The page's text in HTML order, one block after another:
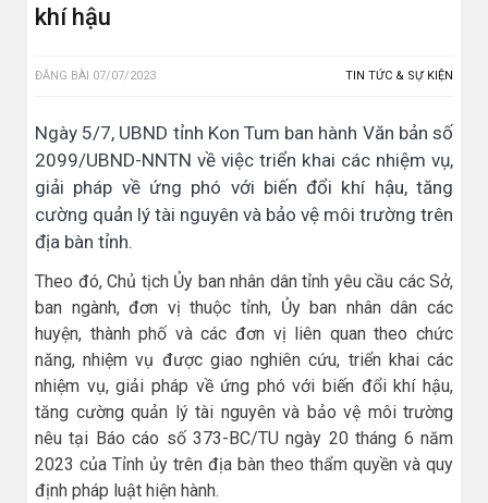
khí hậu
ĐĂNG BÀI 07/07/2023 TIN TỨC & SỰ KIỆN
Ngày 5/7, UBND tỉnh Kon Tum ban hành Văn bản số
2099/UBND-NNTN về việc triển khai các nhiệm vụ,
giải pháp về ứng phó với biến đổi khí hậu, tăng
cường quản lý tài nguyên và bảo vệ môi trường trên
địa bàn tỉnh.
Theo đó, Chủ tịch Ủy ban nhân dân tỉnh yêu cầu các Sở,
ban ngành, đơn vị thuộc tỉnh, Ủy ban nhân dân các
huyện, thành phố và các đơn vị liên quan theo chức
năng, nhiệm vụ được giao nghiên cứu, triển khai các
nhiệm vụ, giải pháp về ứng phó với biến đổi khí hậu,
tăng cường quản lý tài nguyên và bảo vệ môi trường
nêu tại Báo cáo số 373-BC/TU ngày 20 tháng 6 năm
2023 của Tỉnh ủy trên địa bàn theo thẩm quyền và quy
định pháp luật hiện hành.